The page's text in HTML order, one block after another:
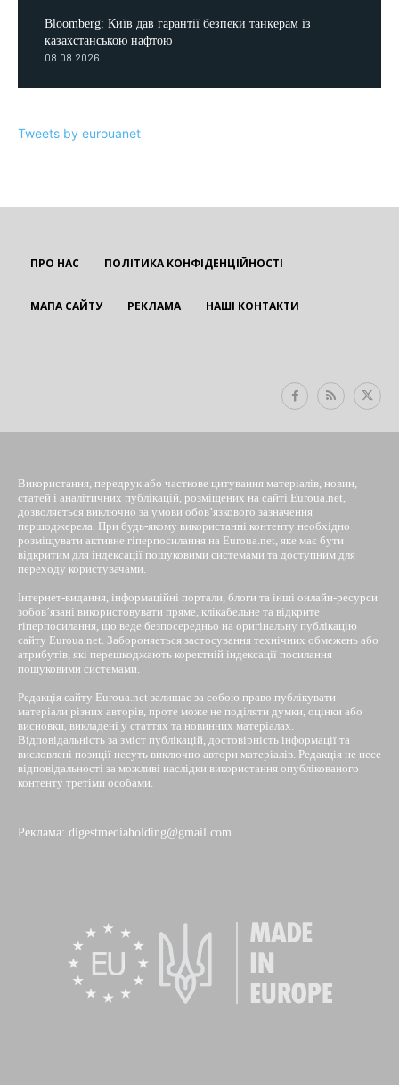
Bloomberg: Київ дав гарантії безпеки танкерам із
казахстанською нафтою
08.08.2026
Tweets by eurouanet
ПРО НАС ПОЛІТИКА КОНФІДЕНЦІЙНОСТІ
МАПА САЙТУ РЕКЛАМА НАШІ КОНТАКТИ
Використання, передрук або часткове цитування матеріалів, новин,
статей і аналітичних публікацій, розміщених на сайті Euroua.net,
дозволяється виключно за умови обов’язкового зазначення
першоджерела. При будь-якому використанні контенту необхідно
розміщувати активне гіперпосилання на Euroua.net, яке має бути
відкритим для індексації пошуковими системами та доступним для
переходу користувачами.
Інтернет-видання, інформаційні портали, блоги та інші онлайн-ресурси
зобов’язані використовувати пряме, клікабельне та відкрите
гіперпосилання, що веде безпосередньо на оригінальну публікацію
сайту Euroua.net. Забороняється застосування технічних обмежень або
атрибутів, які перешкоджають коректній індексації посилання
пошуковими системами.
Редакція сайту Euroua.net залишає за собою право публікувати
матеріали різних авторів, проте може не поділяти думки, оцінки або
висновки, викладені у статтях та новинних матеріалах.
Відповідальність за зміст публікацій, достовірність інформації та
висловлені позиції несуть виключно автори матеріалів. Редакція не несе
відповідальності за можливі наслідки використання опублікованого
контенту третіми особами.
Реклама: digestmediaholding@gmail.com